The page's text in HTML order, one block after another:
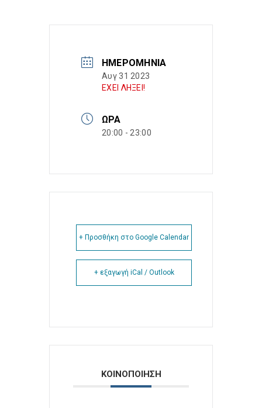
ΗΜΕΡΟΜΗΝΊΑ
Αυγ 31 2023
ΕΧΕΙ ΛΗΞΕΙ!
ΏΡΑ
20:00 - 23:00
+ Προσθήκη στο Google Calendar
+ εξαγωγή iCal / Outlook
ΚΟΙΝΟΠΟΙΗΣΗ